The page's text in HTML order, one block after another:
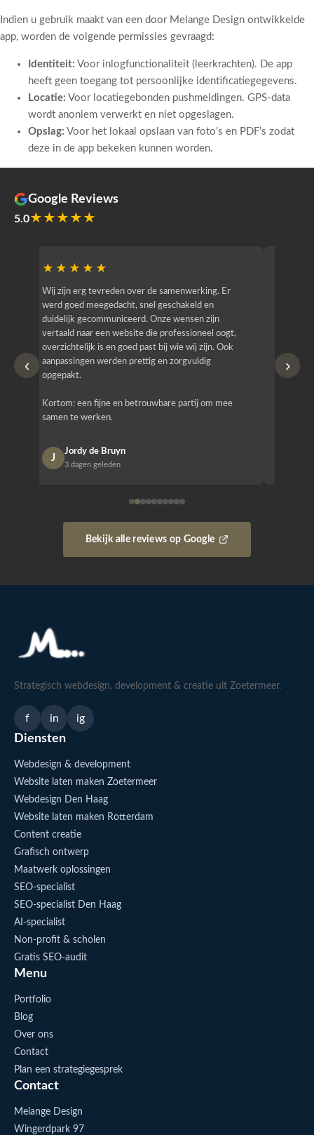
Indien u gebruik maakt van een door Melange Design ontwikkelde
app, worden de volgende permissies gevraagd:
Identiteit: Voor inlogfunctionaliteit (leerkrachten). De app
heeft geen toegang tot persoonlijke identificatiegegevens.
Locatie: Voor locatiegebonden pushmeldingen. GPS-data
wordt anoniem verwerkt en niet opgeslagen.
Opslag: Voor het lokaal opslaan van foto’s en PDF’s zodat
deze in de app bekeken kunnen worden.
Google Reviews
5.0★★★★★
‹
★★★★★
Wij zijn erg tevreden over de samenwerking. Er
werd goed meegedacht, snel geschakeld en
duidelijk gecommuniceerd. Onze wensen zijn
vertaald naar een website die professioneel oogt,
overzichtelijk is en goed past bij wie wij zijn. Ook
aanpassingen werden prettig en zorgvuldig
opgepakt.
Kortom: een fijne en betrouwbare partij om mee
samen te werken.
J
Jordy de Bruyn
3 dagen geleden
›
Bekijk alle reviews op Google
Strategisch webdesign, development & creatie uit Zoetermeer.
f in ig
Diensten
Webdesign & development
Website laten maken Zoetermeer
Webdesign Den Haag
Website laten maken Rotterdam
Content creatie
Grafisch ontwerp
Maatwerk oplossingen
SEO-specialist
SEO-specialist Den Haag
AI-specialist
Non-profit & scholen
Gratis SEO-audit
Menu
Portfolio
Blog
Over ons
Contact
Plan een strategiegesprek
Contact
Melange Design
Wingerdpark 97